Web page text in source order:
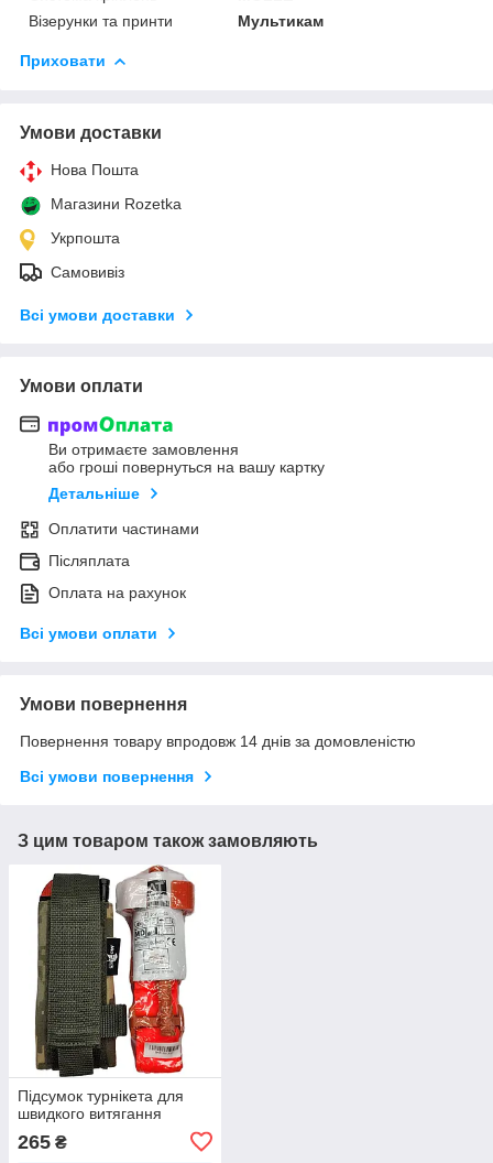
Візерунки та принти
Мультикам
Приховати
Умови доставки
Нова Пошта
Магазини Rozetka
Укрпошта
Самовивіз
Всі умови доставки
Умови оплати
Ви отримаєте замовлення
або гроші повернуться на вашу картку
Детальніше
Оплатити частинами
Післяплата
Оплата на рахунок
Всі умови оплати
Умови повернення
Повернення товару впродовж 14 днів за домовленістю
Всі умови повернення
З цим товаром також замовляють
Підсумок турнікета для
швидкого витягання
265 ₴